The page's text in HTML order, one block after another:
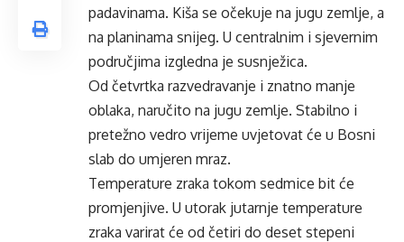
padavinama. Kiša se očekuje na jugu zemlje, a
na planinama snijeg. U centralnim i sjevernim
područjima izgledna je susnježica.
Od četvrtka razvedravanje i znatno manje
oblaka, naručito na jugu zemlje. Stabilno i
pretežno vedro vrijeme uvjetovat će u Bosni
slab do umjeren mraz.
Temperature zraka tokom sedmice bit će
promjenjive. U utorak jutarnje temperature
zraka varirat će od četiri do deset stepeni